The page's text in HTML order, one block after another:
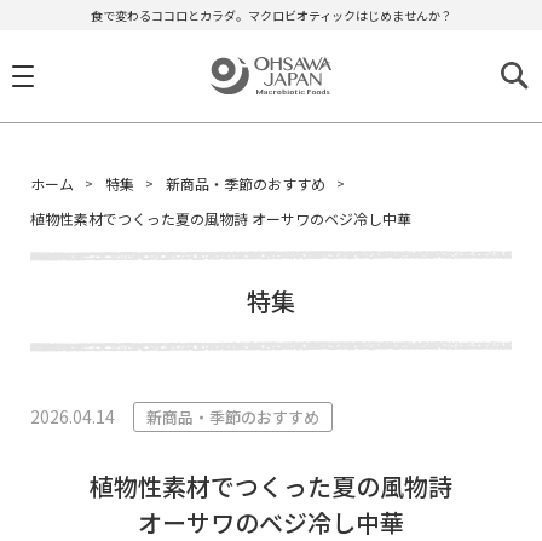
食で変わるココロとカラダ。マクロビオティックはじめませんか？
ホーム 特集
新商品・季節のおすすめ
植物性素材でつくった夏の風物詩 オーサワのベジ冷し中華
特集
2026.04.14 新商品・季節のおすすめ
植物性素材でつくった夏の風物詩
オーサワのベジ冷し中華